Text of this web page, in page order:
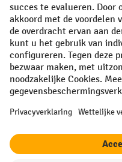
Privacyverklaring
All prices excl. VAT plus
if not stated otherwise.
¹ De korting is geldig tot en
andere aanbiedingen en
wordt éénmalig toegekend bij
worden bij een online aankoop
maximaal 10 %. Elektrische
elektrische heftrucks en